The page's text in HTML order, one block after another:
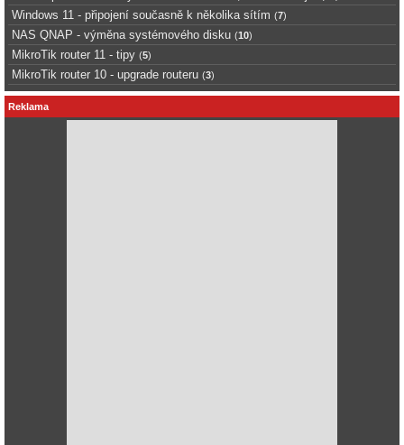
Windows 11 - připojení současně k několika sítím (7)
NAS QNAP - výměna systémového disku (10)
MikroTik router 11 - tipy (5)
MikroTik router 10 - upgrade routeru (3)
Reklama